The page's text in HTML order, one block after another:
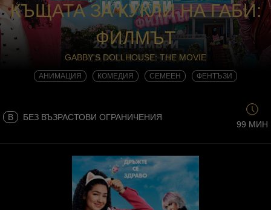
КЪЩАТА ЗА КУКЛИ НА ГАБИ:
ФИЛМЪТ
GABBY'S DOLLHOUSE: THE MOVIE
АНИМАЦИЯ КОМЕДИЯ СЕМЕЕН ФЕНТЪЗИ
B БЕЗ ВЪЗРАСТОВИ ОГРАНИЧЕНИЯ
99 МИН